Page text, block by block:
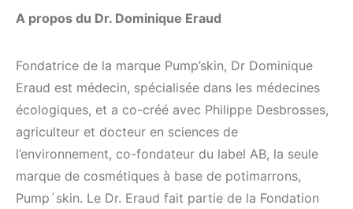
A propos du Dr. Dominique Eraud
Fondatrice de la marque Pump’skin, Dr Dominique
Eraud est médecin, spécialisée dans les médecines
écologiques, et a co-créé avec Philippe Desbrosses,
agriculteur et docteur en sciences de
l’environnement, co-fondateur du label AB, la seule
marque de cosmétiques à base de potimarrons,
Pump´skin. Le Dr. Eraud fait partie de la Fondation